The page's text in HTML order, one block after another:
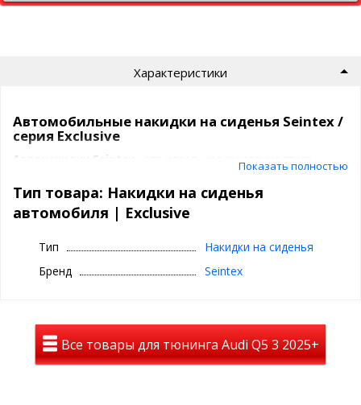
Характеристики
Автомобильные накидки на сиденья Seintex /
серия Exclusive
Автонакидки Seintex
комфорта и защиты. Они подчеркивают статус владельца,
придают интерьеру премиальный вид и продлевают срок
службы обивки.
Премиальный материал
- это не только мягкость и элегантность, но и
любое время года.
Элегантный внешний вид
Показать полностью
Тип товара: Накидки на сиденья
автомобиля | Exclusive
Тип
Накидки на сиденья
Бренд
Seintex
Все товары для тюнинга Audi Q5 3 2025+